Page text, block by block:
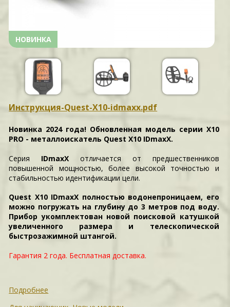
НОВИНКА
Инструкция-Quest-X10-idmaxx.pdf
Новинка 2024 года! Обновленная модель серии X10
PRO - металлоискатель Quest X10 IDmaxX.
Серия IDmaxX отличается от предшественников
повышенной мощностью, более высокой точностью и
стабильностью идентификации цели.
Quest X10 IDmaxX полностью водонепроницаем, его
можно погружать на глубину до 3 метров под воду.
Прибор укомплектован новой поисковой катушкой
увеличенного размера и телескопической
быстрозажимной штангой.
Гарантия 2 года. Бесплатная доставка.
Подробнее